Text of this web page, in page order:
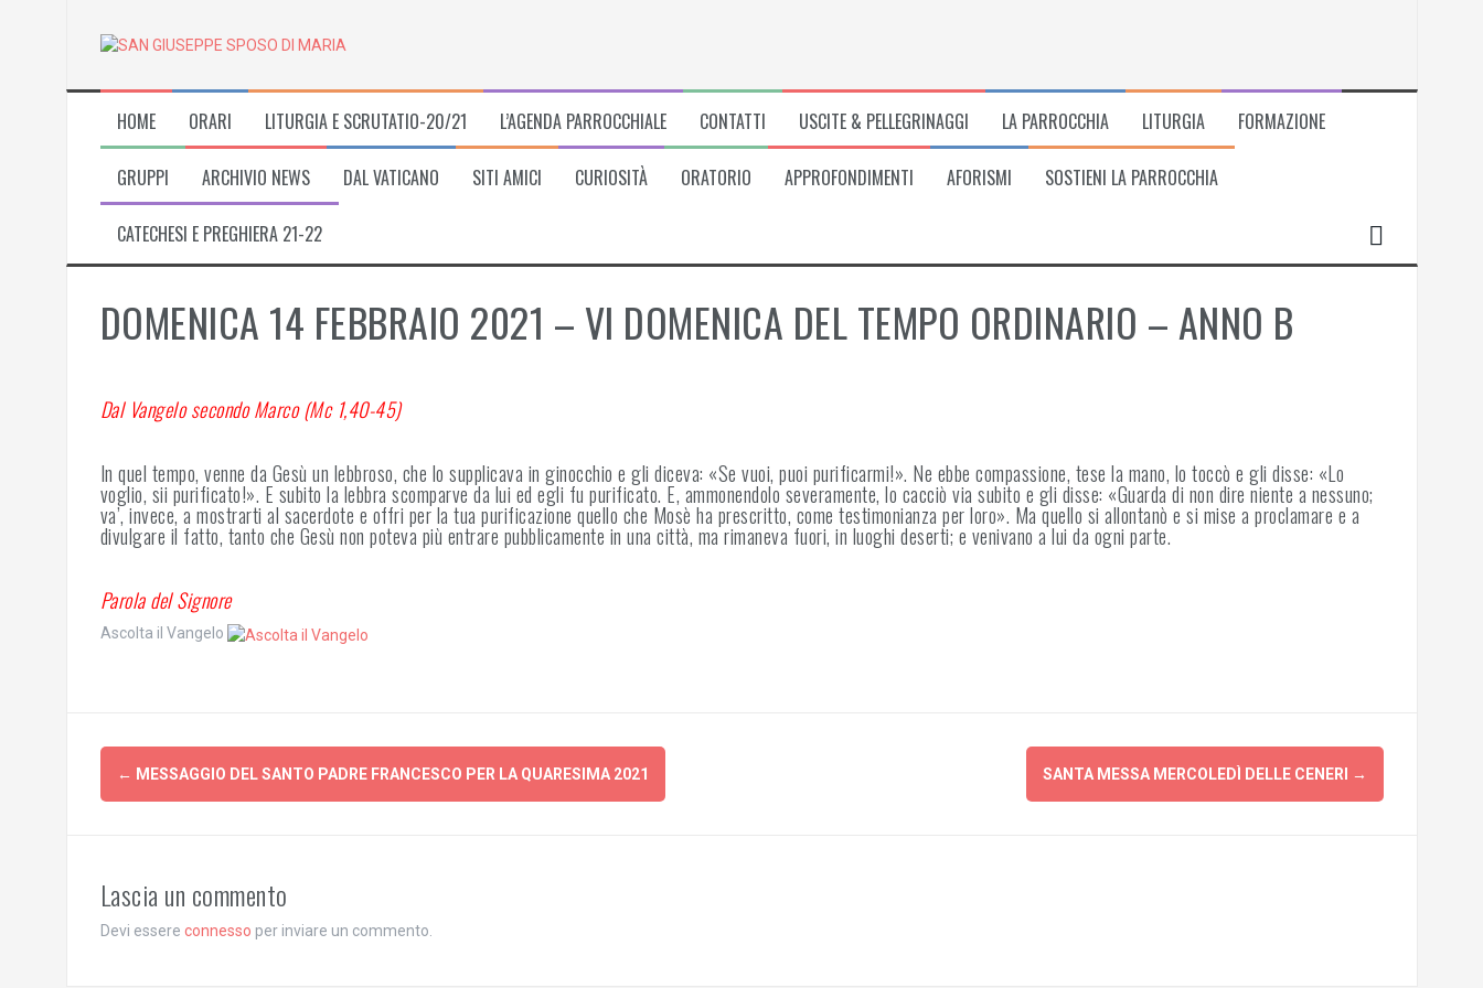
HOME ORARI LITURGIA E SCRUTATIO-20/21 L’AGENDA PARROCCHIALE CONTATTI USCITE & PELLEGRINAGGI LA PARROCCHIA LITURGIA FORMAZIONE
GRUPPI ARCHIVIO NEWS DAL VATICANO SITI AMICI CURIOSITÀ ORATORIO APPROFONDIMENTI AFORISMI SOSTIENI LA PARROCCHIA
CATECHESI E PREGHIERA 21-22
DOMENICA 14 FEBBRAIO 2021 – VI DOMENICA DEL TEMPO ORDINARIO – ANNO B
Dal Vangelo secondo Marco (Mc 1,40-45)
In quel tempo, venne da Gesù un lebbroso, che lo supplicava in ginocchio e gli diceva: «Se vuoi, puoi purificarmi!». Ne ebbe compassione, tese la mano, lo toccò e gli disse: «Lo
voglio, sii purificato!». E subito la lebbra scomparve da lui ed egli fu purificato. E, ammonendolo severamente, lo cacciò via subito e gli disse: «Guarda di non dire niente a nessuno;
va’, invece, a mostrarti al sacerdote e offri per la tua purificazione quello che Mosè ha prescritto, come testimonianza per loro». Ma quello si allontanò e si mise a proclamare e a
divulgare il fatto, tanto che Gesù non poteva più entrare pubblicamente in una città, ma rimaneva fuori, in luoghi deserti; e venivano a lui da ogni parte.
Parola del Signore
Ascolta il Vangelo
Post
navigation
← MESSAGGIO DEL SANTO PADRE FRANCESCO PER LA QUARESIMA 2021 SANTA MESSA MERCOLEDÌ DELLE CENERI →
Lascia un commento
Devi essere connesso per inviare un commento.